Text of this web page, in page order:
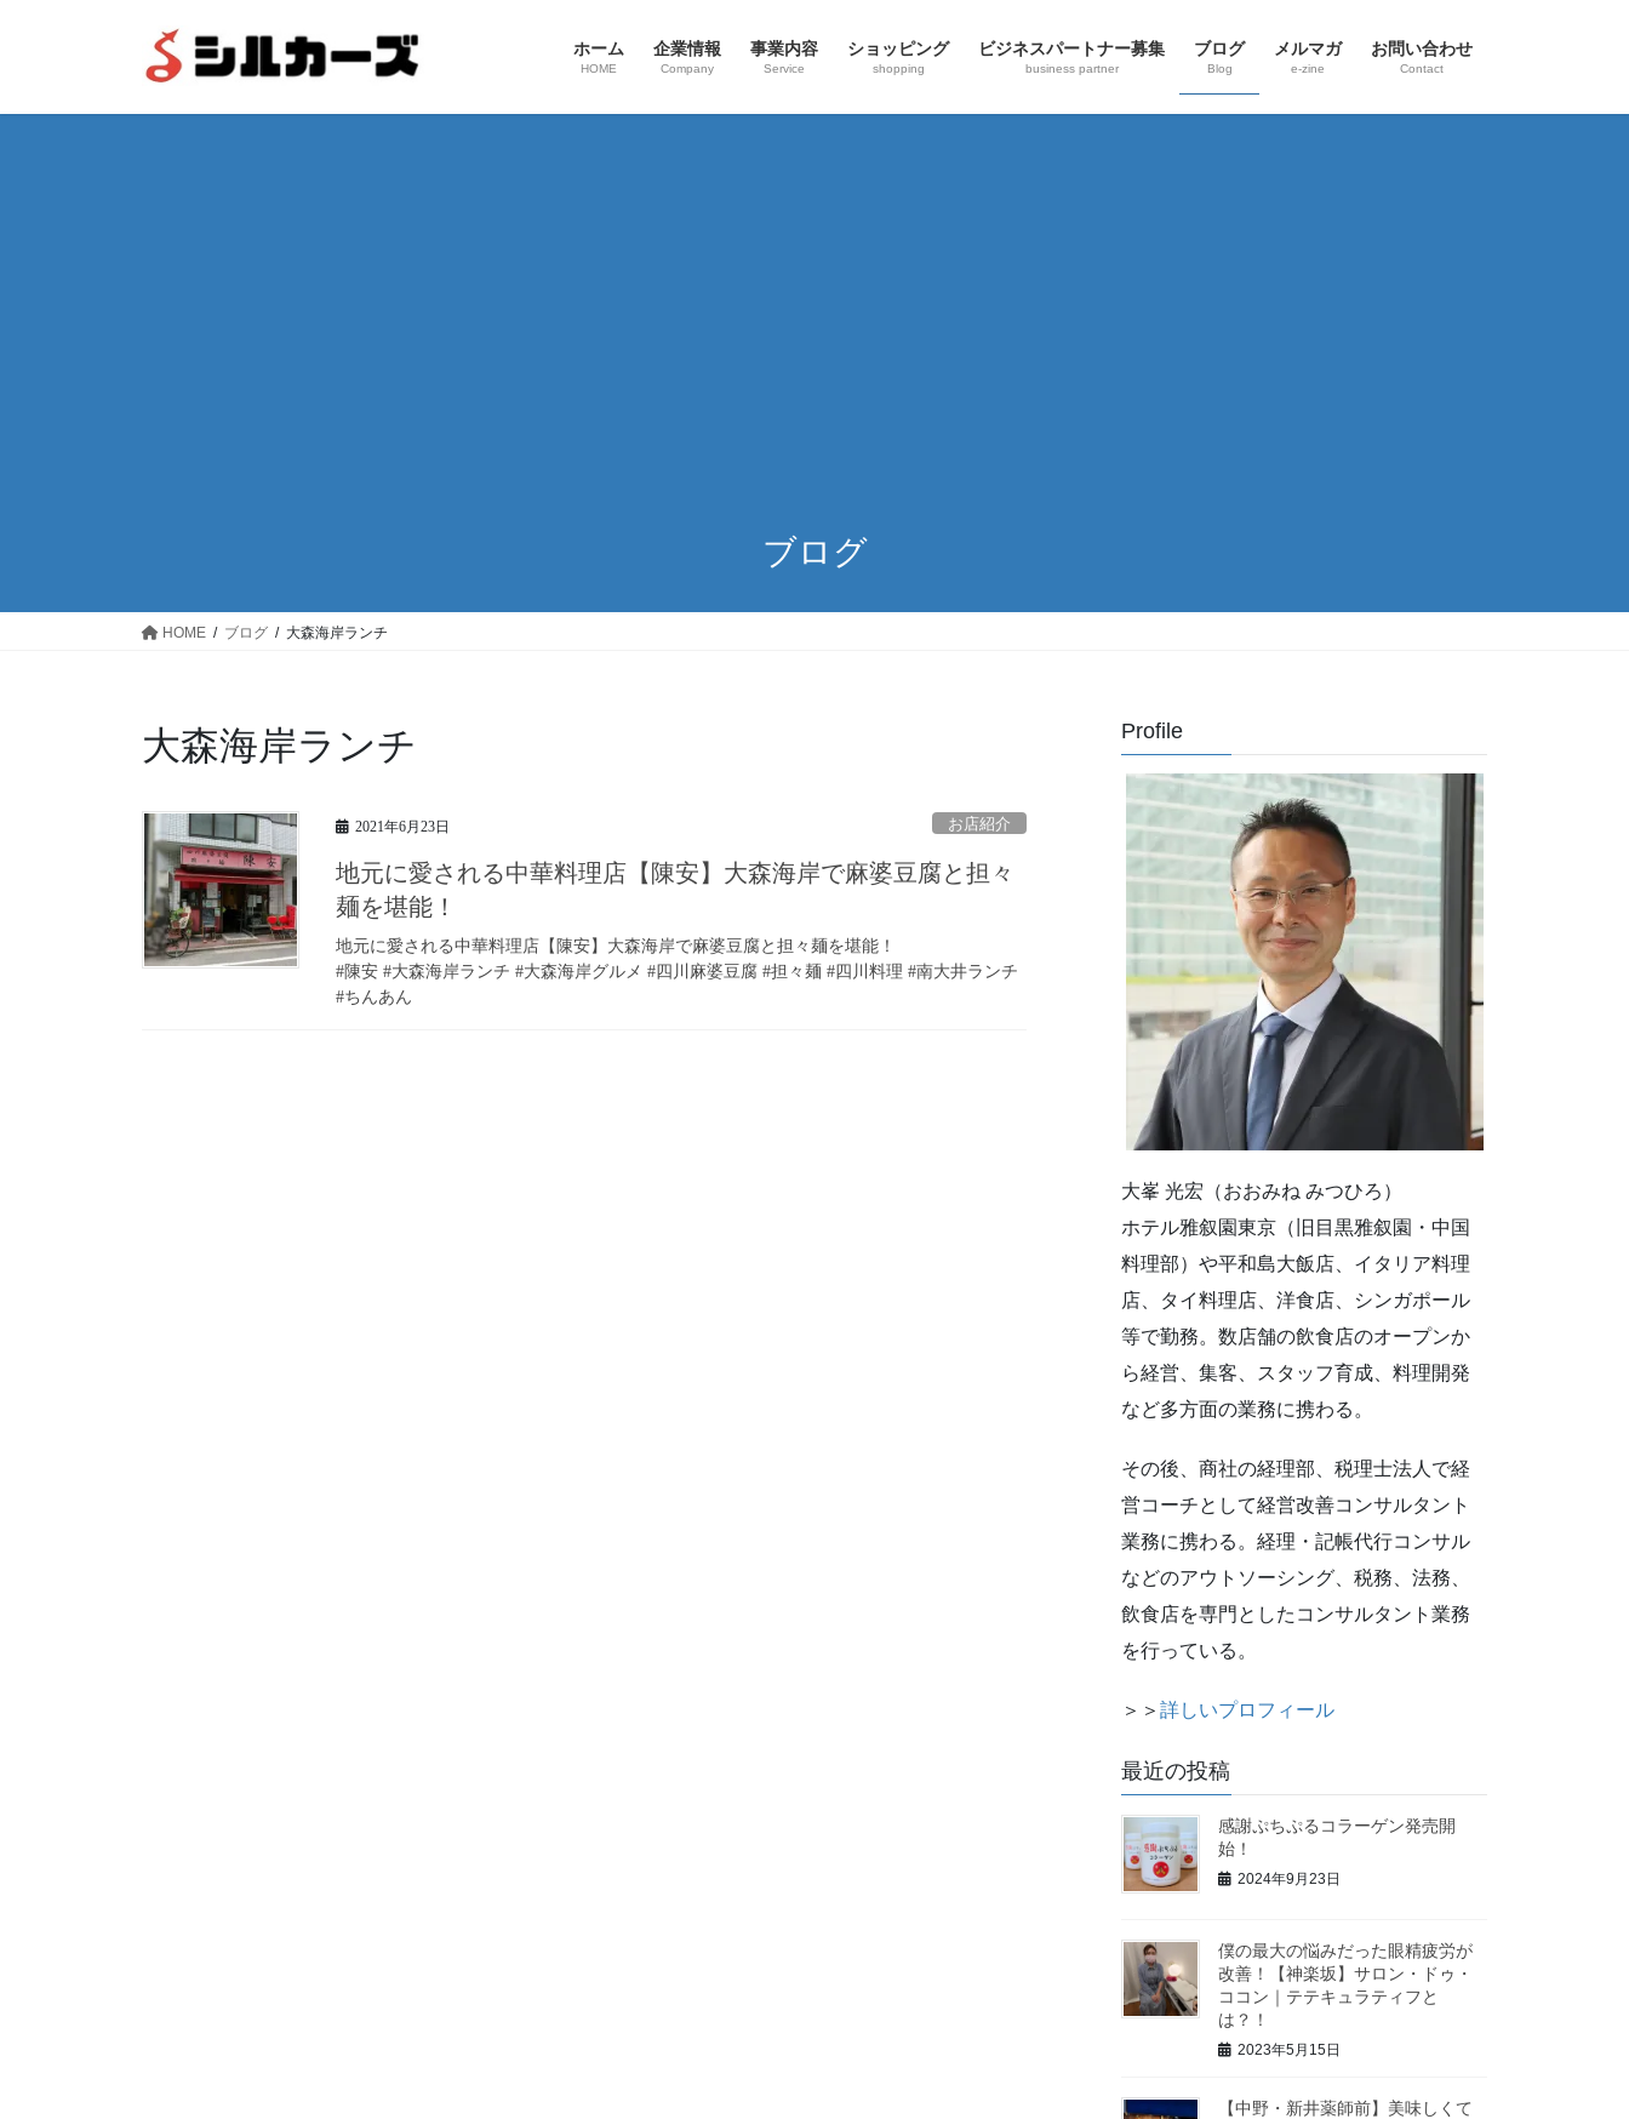
ホーム
HOME
企業情報
Company
事業内容
Service
ショッピング
shopping
ビジネスパートナー募集
business partner
ブログ
Blog
メルマガ
e-zine
お問い合わせ
Contact
ブログ
HOME ブログ 大森海岸ランチ
大森海岸ランチ
2021年6月23日 お店紹介
地元に愛される中華料理店【陳安】大森海岸で麻婆豆腐と担々
麺を堪能！
地元に愛される中華料理店【陳安】大森海岸で麻婆豆腐と担々麺を堪能！
#陳安 #大森海岸ランチ #大森海岸グルメ #四川麻婆豆腐 #担々麺 #四川料理 #南大井ランチ
#ちんあん
Profile
大峯 光宏（おおみね みつひろ）
ホテル雅叙園東京（旧目黒雅叙園・中国
料理部）や平和島大飯店、イタリア料理
店、タイ料理店、洋食店、シンガポール
等で勤務。数店舗の飲食店のオープンか
ら経営、集客、スタッフ育成、料理開発
など多方面の業務に携わる。
その後、商社の経理部、税理士法人で経
営コーチとして経営改善コンサルタント
業務に携わる。経理・記帳代行コンサル
などのアウトソーシング、税務、法務、
飲食店を専門としたコンサルタント業務
を行っている。
＞＞詳しいプロフィール
最近の投稿
感謝ぷちぷるコラーゲン発売開
始！
2024年9月23日
僕の最大の悩みだった眼精疲労が
改善！【神楽坂】サロン・ドゥ・
ココン｜テテキュラティフと
は？！
2023年5月15日
【中野・新井薬師前】美味しくて